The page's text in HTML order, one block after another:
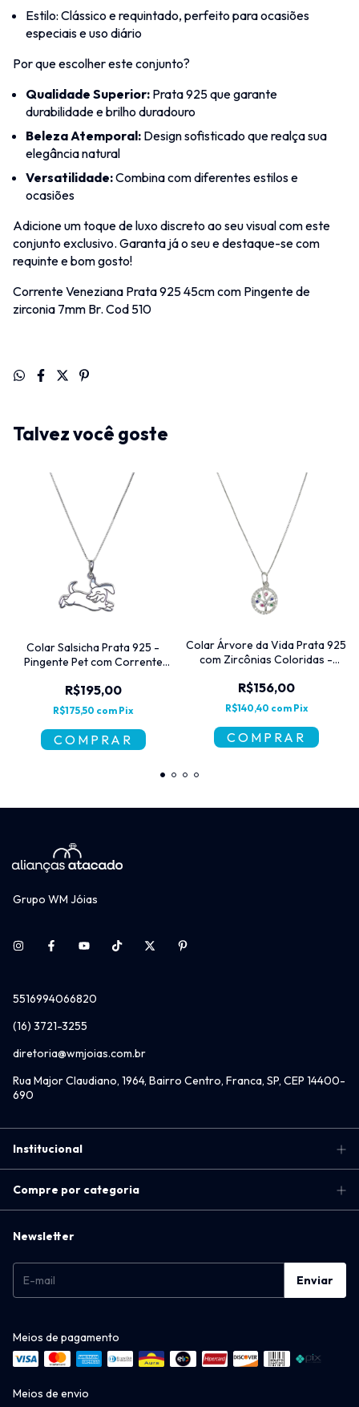
Estilo: Clássico e requintado, perfeito para ocasiões
especiais e uso diário
Por que escolher este conjunto?
Qualidade Superior: Prata 925 que garante
durabilidade e brilho duradouro
Beleza Atemporal: Design sofisticado que realça sua
elegância natural
Versatilidade:Combina com diferentes estilos e
ocasiões
Adicione um toque de luxo discreto ao seu visual com este
conjunto exclusivo. Garanta já o seu e destaque-se com
requinte e bom gosto!
Corrente Veneziana Prata 925 45cm com Pingente de
zirconia 7mm Br. Cod 510
Talvez você goste
Colar Salsicha Prata 925 -
Pingente Pet com Corrente
R$195,00
R$175,50 com Pix
Colar Árvore da Vida Prata 925
com Zircônias Coloridas -
R$156,00
R$140,40 com Pix
Grupo WM Jóias
5516994066820
(16) 3721-3255
diretoria@wmjoias.com.br
Rua Major Claudiano, 1964, Bairro Centro, Franca, SP, CEP 14400-
690
Institucional
Compre por categoria
Newsletter
Meios de pagamento
Meios de envio